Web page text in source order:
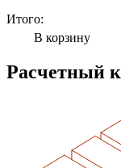
Итого:
В корзину
Расчетный